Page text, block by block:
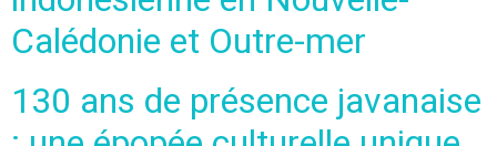
Calédonie et Outre-mer
130 ans de présence javanaise